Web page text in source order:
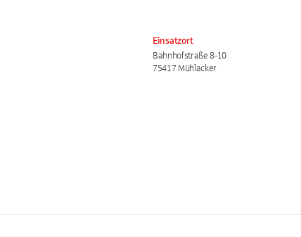
Einsatzort
Bahnhofstraße 8-10
75417 Mühlacker